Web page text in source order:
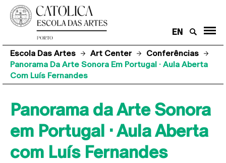
EN
Escola Das Artes Art Center
Conferências
Panorama Da Arte Sonora Em Portugal · Aula Aberta
Com Luís Fernandes
Panorama da Arte Sonora
em Portugal · Aula Aberta
com Luís Fernandes